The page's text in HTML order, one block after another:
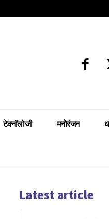
टेक्नॉलोजी मनोरंजन
Latest article